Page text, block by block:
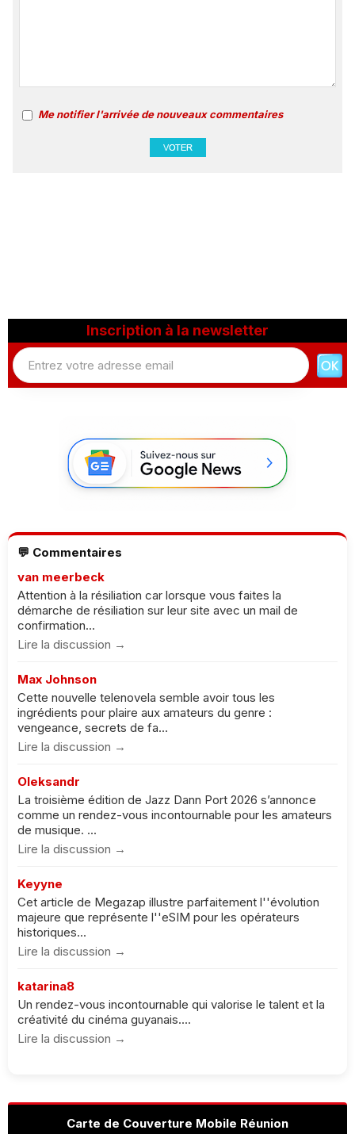
Me notifier l'arrivée de nouveaux commentaires
Inscription à la newsletter
💬 Commentaires
van meerbeck
Attention à la résiliation car lorsque vous faites la
démarche de résiliation sur leur site avec un mail de
confirmation...
Lire la discussion →
Max Johnson
Cette nouvelle telenovela semble avoir tous les
ingrédients pour plaire aux amateurs du genre :
vengeance, secrets de fa...
Lire la discussion →
Oleksandr
La troisième édition de Jazz Dann Port 2026 s’annonce
comme un rendez-vous incontournable pour les amateurs
de musique. ...
Lire la discussion →
Keyyne
Cet article de Megazap illustre parfaitement l''évolution
majeure que représente l''eSIM pour les opérateurs
historiques...
Lire la discussion →
katarina8
Un rendez-vous incontournable qui valorise le talent et la
créativité du cinéma guyanais....
Lire la discussion →
Carte de Couverture Mobile Réunion